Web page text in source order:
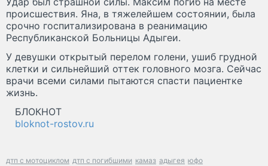
происшествия. Яна, в тяжелейшем состоянии, была
срочно госпитализирована в реанимацию
Республиканской Больницы Адыгеи.
У девушки открытый перелом голени, ушиб грудной
клетки и сильнейший оттек головного мозга. Сейчас
врачи всеми силами пытаются спасти пациентке
жизнь.
БЛОКНОТ
bloknot-rostov.ru
дтп с мотоциклом дтп с погибшими камаз адыгея юфо